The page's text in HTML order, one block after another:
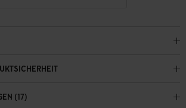
(17)